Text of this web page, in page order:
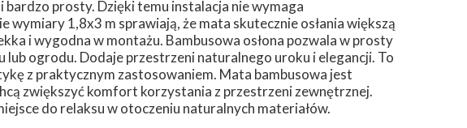
prosty. Dzięki temu instalacja nie wymaga
wymiary 1,8x3 m sprawiają, że mata skutecznie osłania większą
i wygodna w montażu. Bambusowa osłona pozwala w prosty
lub ogrodu. Dodaje przestrzeni naturalnego uroku i elegancji. To
z praktycznym zastosowaniem. Mata bambusowa jest
zwiększyć komfort korzystania z przestrzeni zewnętrznej.
do relaksu w otoczeniu naturalnych materiałów.